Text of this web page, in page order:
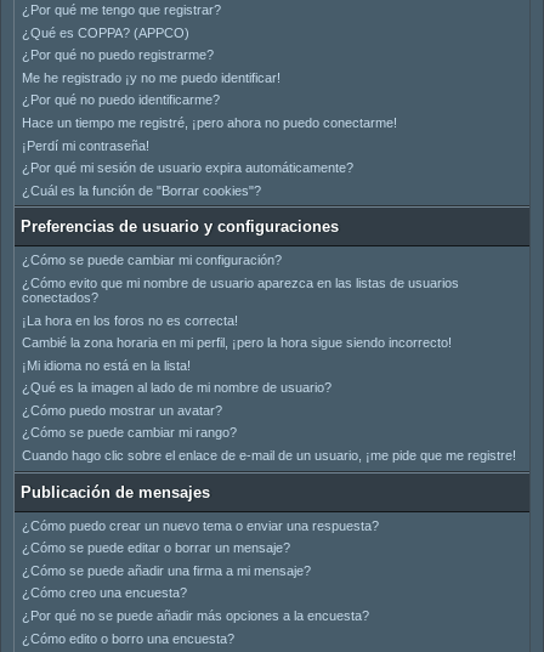
¿Por qué me tengo que registrar?
¿Qué es COPPA? (APPCO)
¿Por qué no puedo registrarme?
Me he registrado ¡y no me puedo identificar!
¿Por qué no puedo identificarme?
Hace un tiempo me registré, ¡pero ahora no puedo conectarme!
¡Perdí mi contraseña!
¿Por qué mi sesión de usuario expira automáticamente?
¿Cuál es la función de "Borrar cookies"?
Preferencias de usuario y configuraciones
¿Cómo se puede cambiar mi configuración?
¿Cómo evito que mi nombre de usuario aparezca en las listas de usuarios
conectados?
¡La hora en los foros no es correcta!
Cambié la zona horaria en mi perfil, ¡pero la hora sigue siendo incorrecto!
¡Mi idioma no está en la lista!
¿Qué es la imagen al lado de mi nombre de usuario?
¿Cómo puedo mostrar un avatar?
¿Cómo se puede cambiar mi rango?
Cuando hago clic sobre el enlace de e-mail de un usuario, ¡me pide que me registre!
Publicación de mensajes
¿Cómo puedo crear un nuevo tema o enviar una respuesta?
¿Cómo se puede editar o borrar un mensaje?
¿Cómo se puede añadir una firma a mi mensaje?
¿Cómo creo una encuesta?
¿Por qué no se puede añadir más opciones a la encuesta?
¿Cómo edito o borro una encuesta?